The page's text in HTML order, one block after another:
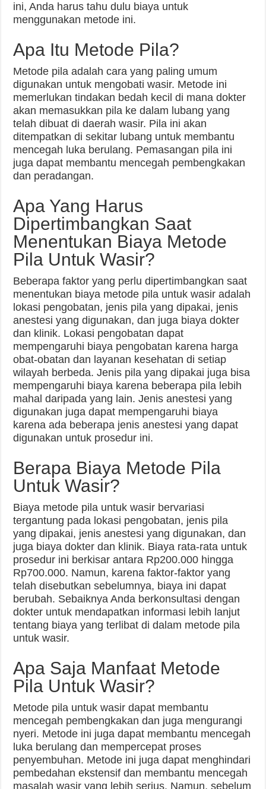
ini, Anda harus tahu dulu biaya untuk
menggunakan metode ini.
Apa Itu Metode Pila?
Metode pila adalah cara yang paling umum
digunakan untuk mengobati wasir. Metode ini
memerlukan tindakan bedah kecil di mana dokter
akan memasukkan pila ke dalam lubang yang
telah dibuat di daerah wasir. Pila ini akan
ditempatkan di sekitar lubang untuk membantu
mencegah luka berulang. Pemasangan pila ini
juga dapat membantu mencegah pembengkakan
dan peradangan.
Apa Yang Harus
Dipertimbangkan Saat
Menentukan Biaya Metode
Pila Untuk Wasir?
Beberapa faktor yang perlu dipertimbangkan saat
menentukan biaya metode pila untuk wasir adalah
lokasi pengobatan, jenis pila yang dipakai, jenis
anestesi yang digunakan, dan juga biaya dokter
dan klinik. Lokasi pengobatan dapat
mempengaruhi biaya pengobatan karena harga
obat-obatan dan layanan kesehatan di setiap
wilayah berbeda. Jenis pila yang dipakai juga bisa
mempengaruhi biaya karena beberapa pila lebih
mahal daripada yang lain. Jenis anestesi yang
digunakan juga dapat mempengaruhi biaya
karena ada beberapa jenis anestesi yang dapat
digunakan untuk prosedur ini.
Berapa Biaya Metode Pila
Untuk Wasir?
Biaya metode pila untuk wasir bervariasi
tergantung pada lokasi pengobatan, jenis pila
yang dipakai, jenis anestesi yang digunakan, dan
juga biaya dokter dan klinik. Biaya rata-rata untuk
prosedur ini berkisar antara Rp200.000 hingga
Rp700.000. Namun, karena faktor-faktor yang
telah disebutkan sebelumnya, biaya ini dapat
berubah. Sebaiknya Anda berkonsultasi dengan
dokter untuk mendapatkan informasi lebih lanjut
tentang biaya yang terlibat di dalam metode pila
untuk wasir.
Apa Saja Manfaat Metode
Pila Untuk Wasir?
Metode pila untuk wasir dapat membantu
mencegah pembengkakan dan juga mengurangi
nyeri. Metode ini juga dapat membantu mencegah
luka berulang dan mempercepat proses
penyembuhan. Metode ini juga dapat menghindari
pembedahan ekstensif dan membantu mencegah
masalah wasir yang lebih serius. Namun, sebelum